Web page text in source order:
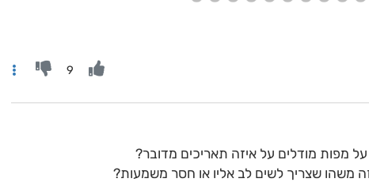
9
מפות מודלים על איזה תאריכים מדובר?